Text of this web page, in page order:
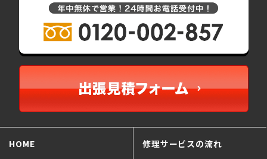
HOME 修理サービスの流れ